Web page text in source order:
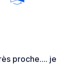
proche.... je